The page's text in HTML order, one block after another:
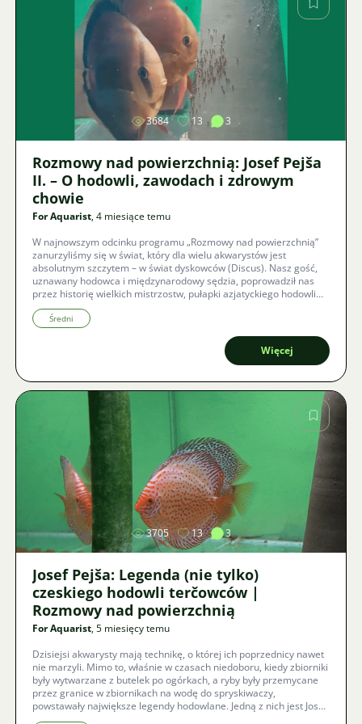
Zdjęcie
3684 13 3
Rozmowy nad powierzchnią: Josef Pejša
II. – O hodowli, zawodach i zdrowym
chowie
For Aquarist, 4 miesiące temu
W najnowszym odcinku programu „Rozmowy nad powierzchnią”
zanurzyliśmy się w świat, który dla wielu akwarystów jest
absolutnym szczytem – w świat dyskowców (Discus). Nasz gość,
uznawany hodowca i międzynarodowy sędzia, poprowadził nas
przez historię wielkich mistrzostw, pułapki azjatyckiego hodowli
oraz fascynujące szczegóły z ich naturalnego rozmnażania.
Średni
Więcej
Zdjęcie
3705 13 3
Josef Pejša: Legenda (nie tylko)
czeskiego hodowli terčowców |
Rozmowy nad powierzchnią
For Aquarist, 5 miesięcy temu
Dzisiejsi akwarysty mają technikę, o której ich poprzednicy nawet
nie marzyli. Mimo to, właśnie w czasach niedoboru, kiedy zbiorniki
były wytwarzane z butelek po ogórkach, a ryby były przemycane
przez granice w zbiornikach na wodę do spryskiwaczy,
powstawały największe legendy hodowlane. Jedną z nich jest Josef
Pejša. W naszej rozmowie poprowadzi nas fascynującą drogą od